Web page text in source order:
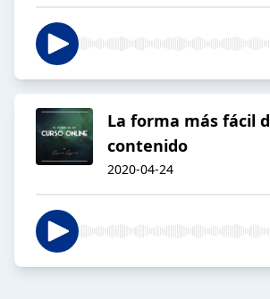
La forma más fácil
contenido
2020-04-24